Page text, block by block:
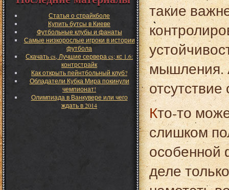
такие
мышления.
Кто-то может сказать, что заниматься бильярдом не
слишком
особенной
деле
Статья о страйкболе
Купить бутсы в Киеве
Футбольные клубы и фанаты
Самые низкорослые игроки в истории
футбола
Скачать cs, Лучшие сервера cs; кс 1.6:
контрстрайк
Как открыть пейнтбольный клуб?
Обладатели Кубка Мира покинули
чемпионат!
Олимпиада в Ванкувере или чего
ждать в 2014